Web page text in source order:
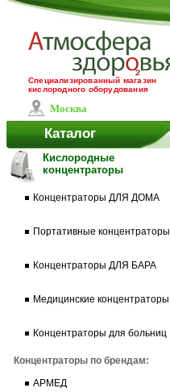
Специализированный магазин
кислородного оборудования
Каталог
Кислородные
концентраторы
Концентраторы ДЛЯ ДОМА
Портативные концентраторы
Концентраторы ДЛЯ БАРА
Медицинские концентраторы
Концентраторы для больниц
Концентраторы по брендам:
АРМЕД